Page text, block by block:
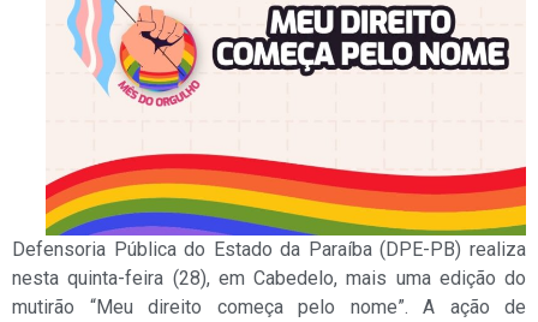
Defensoria Pública do Estado da Paraíba (DPE-PB) realiza
nesta quinta-feira (28), em Cabedelo, mais uma edição do
mutirão “Meu direito começa pelo nome”. A ação de